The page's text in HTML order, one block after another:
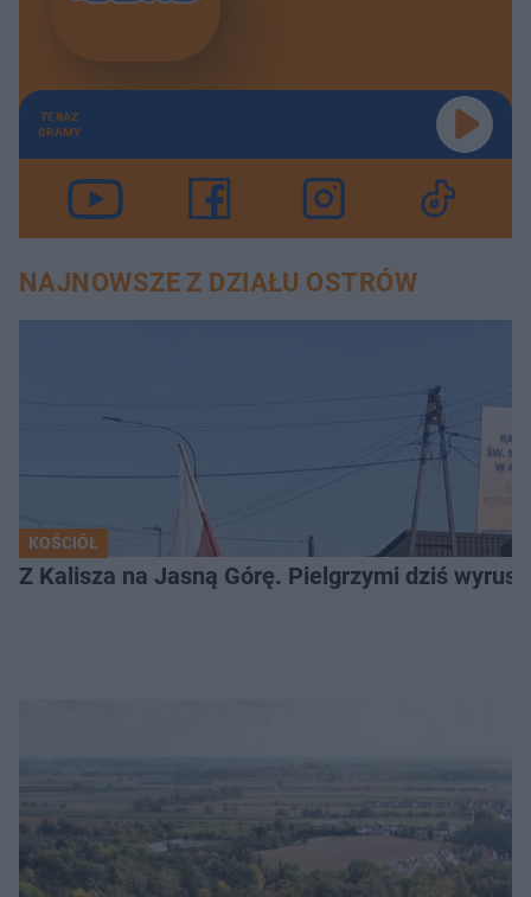
TERAZ
GRAMY
NAJNOWSZE Z DZIAŁU OSTRÓW
KOŚCIÓŁ
Z Kalisza na Jasną Górę. Pielgrzymi dziś